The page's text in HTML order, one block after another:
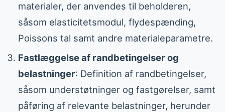
materialer, der anvendes til beholderen,
såsom elasticitetsmodul, flydespænding,
Poissons tal samt andre materialeparametre.
Fastlæggelse af randbetingelser og
belastninger: Definition af randbetingelser,
såsom understøtninger og fastgørelser, samt
påføring af relevante belastninger, herunder